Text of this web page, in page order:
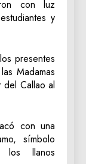
con luz
y
presentes
Madamas
Callao al
con una
símbolo
llanos